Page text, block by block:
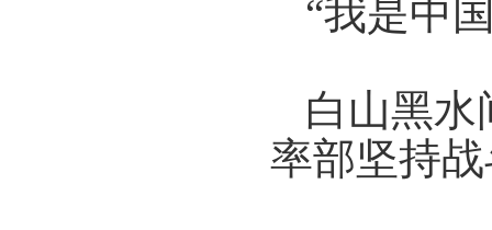
“我是中
白山黑水
率部坚持